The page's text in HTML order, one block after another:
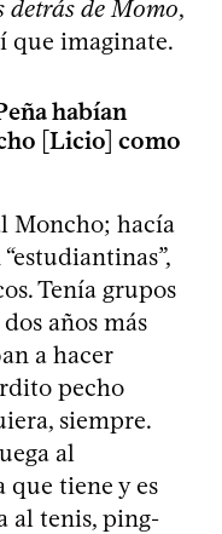
detrás de Momo,
que imaginate.
habían
[Licio] como
Moncho; hacía
Tenía grupos
años más
a hacer
pecho
siempre.
al
que tiene y es
al tenis, ping-